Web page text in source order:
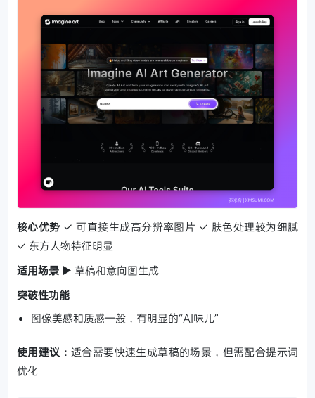
核心优势 ✓ 可直接生成高分辨率图片 ✓ 肤色处理较为细腻
✓ 东方人物特征明显
适用场景 ▶ 草稿和意向图生成
突破性功能
图像美感和质感一般，有明显的“AI味儿”
使用建议 ：适合需要快速生成草稿的场景，但需配合提示词
优化